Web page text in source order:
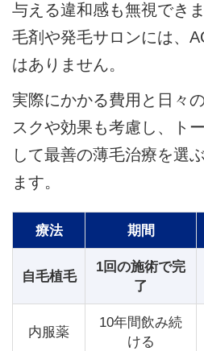
与える違和感も無視でき
毛剤や発毛サロンには、
はありません。
実際にかかる費用と日々
スクや効果も考慮し、ト
して最善の薄毛治療を選
ます。
療法 期間
自毛植毛
1回の施術で完
了
内服薬
10年間飲み続
ける